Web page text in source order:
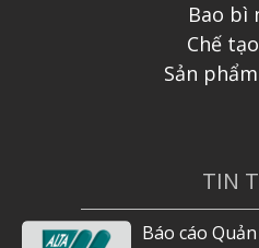
Bao bì
Chế
Sản
TIN
Báo cáo